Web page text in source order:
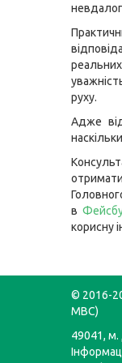
руху.
Адже
в
корисну
© 2016-
МВС)
49041, м.